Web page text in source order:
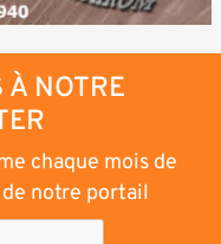
NOTRE
chaque mois de
notre portail